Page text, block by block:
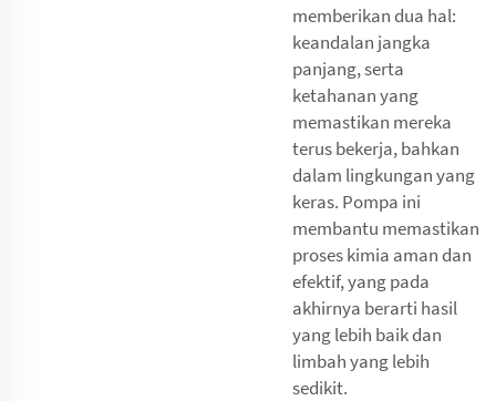
memberikan dua hal:
keandalan jangka
panjang, serta
ketahanan yang
memastikan mereka
terus bekerja, bahkan
dalam lingkungan yang
keras. Pompa ini
membantu memastikan
proses kimia aman dan
efektif, yang pada
akhirnya berarti hasil
yang lebih baik dan
limbah yang lebih
sedikit.